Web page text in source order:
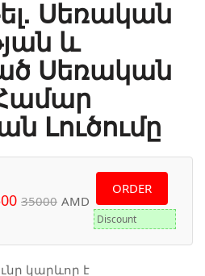
Սեռական
և
Սեռական
Լուծումը
35000 AMD
ORDER
Discount
կարևոր է